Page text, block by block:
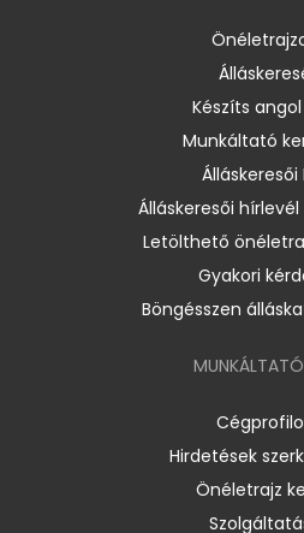
Készíts
Munkáltató
Álláskeresői
Álláskeresői
Letölthető
Gyakori
Böngésszen
Hirdetések
Önéletrajz